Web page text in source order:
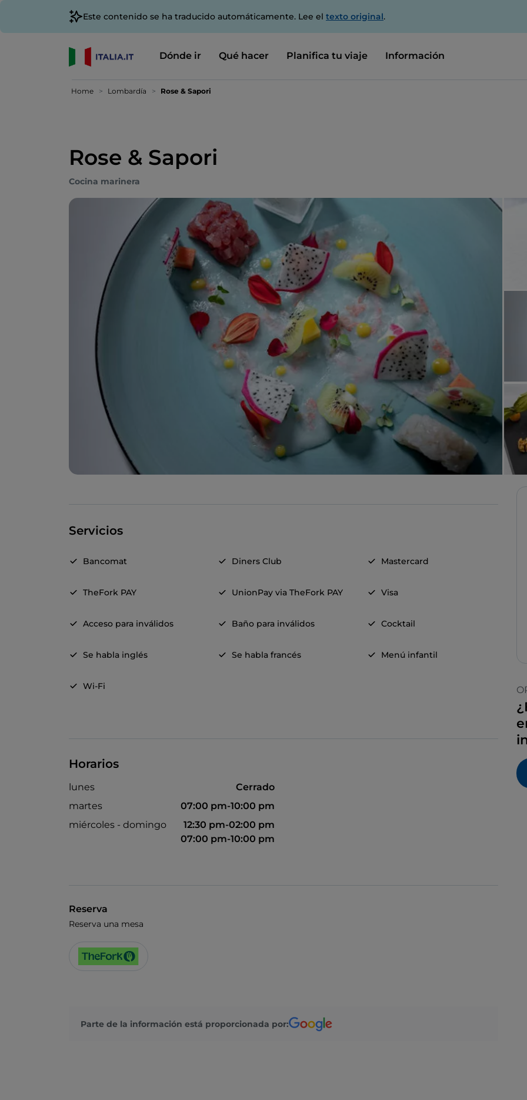
Este contenido se ha traducido automáticamente. Lee el texto original.
Dónde ir Qué hacer Planifica tu viaje Información
Home Lombardía Rose & Sapori
Rose & Sapori
Cocina marinera
Servicios
Bancomat Diners Club Mastercard
TheFork PAY UnionPay via TheFork PAY Visa
Acceso para inválidos Baño para inválidos Cocktail
Se habla inglés Se habla francés Menú infantil
Wi-Fi
Horarios
lunes
Cerrado
martes
07:00 pm-10:00 pm
miércoles - domingo
12:30 pm-02:00 pm
07:00 pm-10:00 pm
Reserva
Reserva una mesa
Parte de la información está proporcionada por: